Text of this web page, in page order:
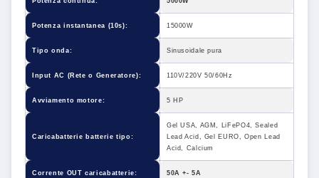
Potenza instantanea (10s): 15000W
Tipo onda: Sinusoidale pura
Input AC (Rete o Generatore): 110V/220V 50/60Hz
Avviamento motore: 5 HP
Caricabatterie batterie tipo:
Gel USA, AGM, LiFePO4, Sealed
Lead Acid, Gel EURO, Open Lead
Acid, Calcium
Corrente OUT caricabatterie: 50A +- 5A